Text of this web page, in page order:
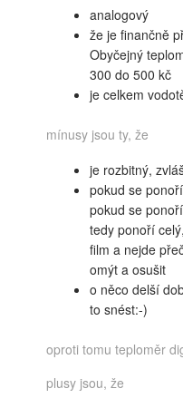
analogový
že je finančně
Obyčejný
300 do 500 kč
je celkem
mínusy jsou ty, že
je rozbitný,
pokud se
pokud se
tedy ponoří
film a nejde
omýt a osušit
o něco delší
to snést:-)
oproti tomu teploměr
plusy jsou, že